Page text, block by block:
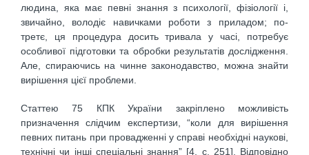
людина, яка має певні знання з психології, фізіології і,
звичайно, володіє навичками роботи з приладом; по-
третє, ця процедура досить тривала у часі, потребує
особливої підготовки та обробки результатів дослідження.
Але, спираючись на чинне законодавство, можна знайти
вирішення цієї проблеми.
Статтею 75 КПК України закріплено можливість
призначення слідчим експертизи, “коли для вирішення
певних питань при провадженні у справі необхідні наукові,
технічні чи інші спеціальні знання” [4, с. 251]. Відповідно